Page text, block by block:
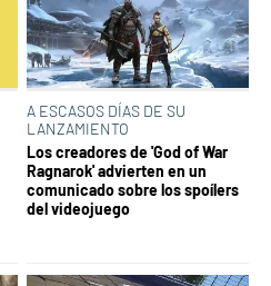
A ESCASOS DÍAS DE SU
LANZAMIENTO
Los creadores de 'God of War
Ragnarok' advierten en un
comunicado sobre los spoílers
del videojuego